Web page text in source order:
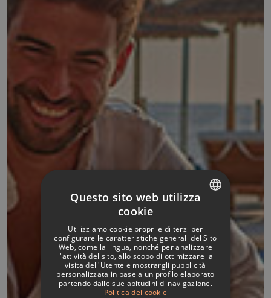
ITALIAN
FRENCH
GERMAN
Questo sito web utilizza
cookie
Utilizziamo cookie propri e di terzi per
configurare le caratteristiche generali del Sito
Web, come la lingua, nonché per analizzare
l'attività del sito, allo scopo di ottimizzare la
visita dell'Utente e mostrargli pubblicità
personalizzata in base a un profilo elaborato
partendo dalle sue abitudini di navigazione.
Politica dei cookie